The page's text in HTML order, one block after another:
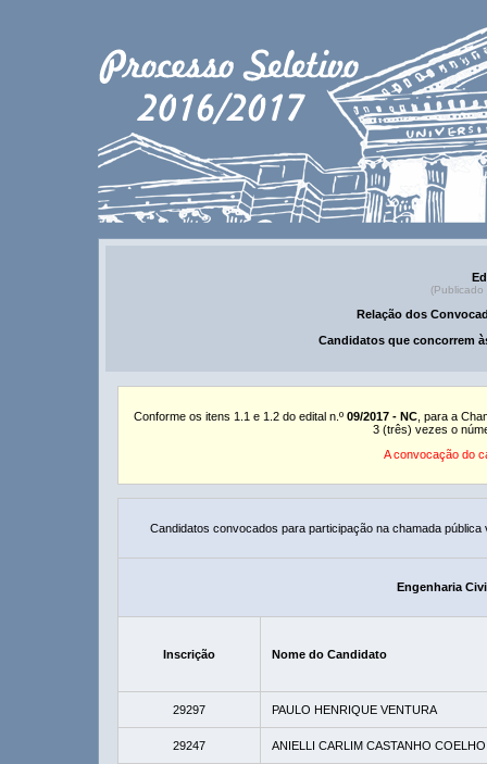
(Publicado
Relação dos
Candidatos que concorrem
Conforme os itens 1.1 e 1.2 do edital n.º 09/2017 - NC , para a
3 (três) vezes o
A convocação do
Candidatos convocados para participação na chamada
Engenharia
Inscrição Nome do Candidato
29297 PAULO HENRIQUE VENTURA
29247 ANIELLI CARLIM CASTANHO